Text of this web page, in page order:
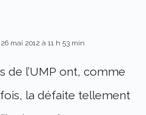
mai 2012 à 11 h 53 min
de l’UMP ont, comme
la défaite tellement